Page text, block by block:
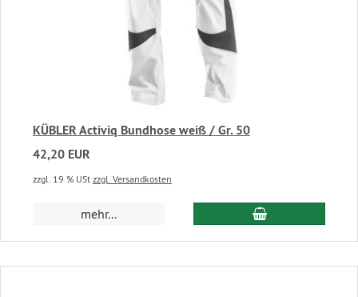
KÜBLER Activiq Bundhose weiß / Gr. 50
42,20 EUR
zzgl. 19 % USt zzgl. Versandkosten
mehr... In den